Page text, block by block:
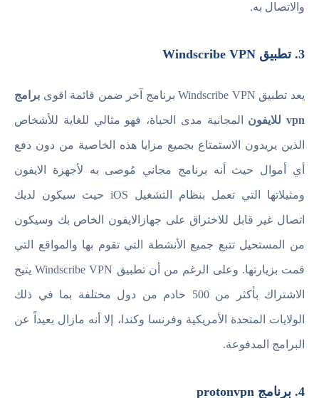
والاتصال به.
3. تطبيق Windscribe VPN
يعد تطبيق Windscribe VPN برنامج آخر ضمن قائمة اقوى برامج
vpn للايفون المجانية مدى الحياة، فهو مثالي للغاية للأشخاص
الذين يريدون الاستمتاع بجميع مزايا هذه الخاصية من دون دفع
أي أموال حيث أنه برنامج مجاني مُوصى به لأجهزة الايفون
ومثيلاتها التي تعمل بنظام التشغيل iOS حيث سيكون لديك
اتصال غير قابل للاختراق على جهازالايفون الخاص بك وسيكون
من المستحيل تتبع جميع الأنشطة التي تقوم بها والمواقع التي
قمت بزيارتها. وعلى الرغم من أن تطبيق Windscribe VPN يتيح
الاشتراك بأكثر من 500 خادم من دول مختلفة بما في ذلك
الولايات المتحدة الأمريكية وفرنسا وكندا، إلا أنه مازال بعيداً عن
البرامج المدفوعة.
4. برنامج protonvpn